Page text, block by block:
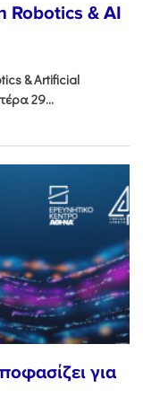
Robotics & AI
&Artificial
29...
για